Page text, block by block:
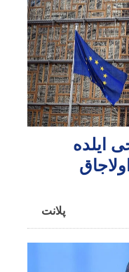
اؤلکه ۲۰۲۸-جی ایلده
پلانت